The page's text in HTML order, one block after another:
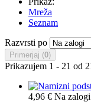
Mreža
Seznam
Razvrsti po
Primerjaj (0)
Prikazujem 1 - 21 od
4,96 € Na zalogi